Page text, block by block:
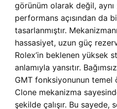
görünüm olarak değil,
performans açısından da
tasarlanmıştır.
hassasiyet, uzun güç
Rolex’in beklenen yüksek
anlamıyla yansıtır.
GMT fonksiyonunun temel
Clone mekanizma
şekilde çalışır. Bu sayede,